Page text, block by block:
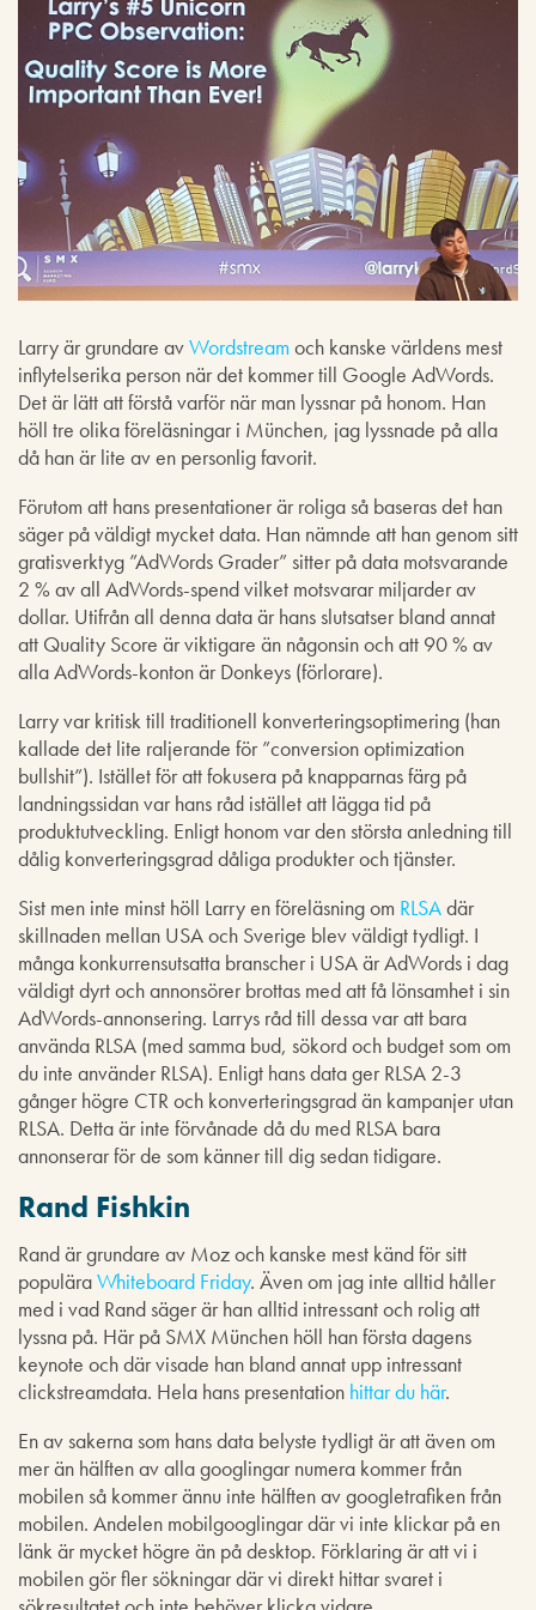
Larry är grundare avWordstreamoch kanske världens mest
inflytelserika person när det kommer till Google AdWords.
Det är lätt att förstå varför när man lyssnar på honom. Han
höll tre olika föreläsningar i München, jag lyssnade på alla
då han är lite av en personlig favorit.
Förutom att hans presentationer är roliga så baseras det han
säger på väldigt mycket data. Han nämnde att han genom sitt
gratisverktyg ”AdWords Grader” sitter på data motsvarande
2 % av all AdWords-spend vilket motsvarar miljarder av
dollar. Utifrån all denna data är hans slutsatser bland annat
att Quality Score är viktigare än någonsin och att 90 % av
alla AdWords-konton är Donkeys (förlorare).
Larry var kritisk till traditionell konverteringsoptimering (han
kallade det lite raljerande för ”conversion optimization
bullshit”). Istället för att fokusera på knapparnas färg på
landningssidan var hans råd istället att lägga tid på
produktutveckling. Enligt honom var den största anledning till
dålig konverteringsgrad dåliga produkter och tjänster.
Sist men inte minst höll Larry en föreläsning om RLSAdär
skillnaden mellan USA och Sverige blev väldigt tydligt. I
många konkurrensutsatta branscher i USA är AdWords i dag
väldigt dyrt och annonsörer brottas med att få lönsamhet i sin
AdWords-annonsering. Larrys råd till dessa var att bara
använda RLSA (med samma bud, sökord och budget som om
du inte använder RLSA). Enligt hans data ger RLSA 2-3
gånger högre CTR och konverteringsgrad än kampanjer utan
RLSA. Detta är inte förvånade då du med RLSA bara
annonserar för de som känner till dig sedan tidigare.
Rand Fishkin
Rand är grundare av Moz och kanske mest känd för sitt
populäraWhiteboard Friday. Även om jag inte alltid håller
med i vad Rand säger är han alltid intressant och rolig att
lyssna på. Här på SMX München höll han första dagens
keynote och där visade han bland annat upp intressant
clickstreamdata. Hela hans presentation hittar du här.
En av sakerna som hans data belyste tydligt är att även om
mer än hälften av alla googlingar numera kommer från
mobilen så kommer ännu inte hälften av googletrafiken från
mobilen. Andelen mobilgooglingar där vi inte klickar på en
länk är mycket högre än på desktop. Förklaring är att vi i
mobilen gör fler sökningar där vi direkt hittar svaret i